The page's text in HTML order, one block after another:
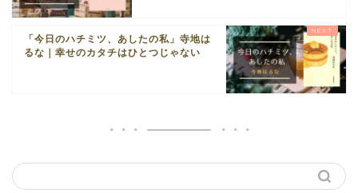
「今日のハチミツ、あしたの私」寺地は
るな｜幸せのカタチはひとつじゃない